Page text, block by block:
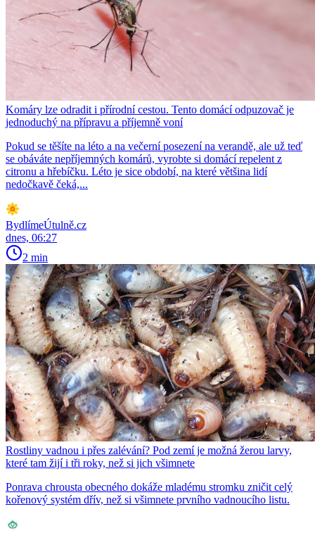
Komáry lze odradit i přírodní cestou. Tento domácí odpuzovač je
jednoduchý na přípravu a příjemně voní
Pokud se těšíte na léto a na večerní posezení na verandě, ale už teď
se obáváte nepříjemných komárů, vyrobte si domácí repelent z
citronu a hřebíčku. Léto je sice období, na které většina lidí
nedočkavě čeká,...
BydlímeÚtulně.cz
dnes, 06:27
2 min
Rostliny vadnou i přes zalévání? Pod zemí je možná žerou larvy,
které tam žijí i tři roky, než si jich všimnete
Ponrava chrousta obecného dokáže mladému stromku zničit celý
kořenový systém dřív, než si všimnete prvního vadnoucího listu.